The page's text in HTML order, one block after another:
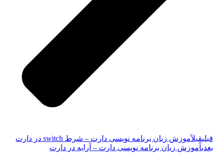
قبلیقبلآموزش زبان برنامه نویسی دارت – شرط switch در دارت
بعدیآموزش زبان برنامه نویسی دارت – آرایه در دارت